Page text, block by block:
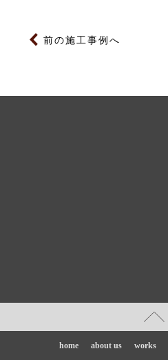
前の施工事例へ
home about us works